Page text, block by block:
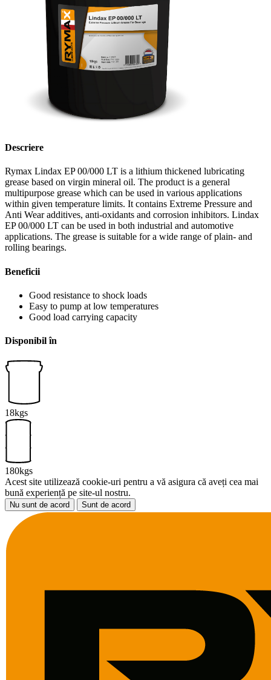
Descriere
Rymax Lindax EP 00/000 LT is a lithium thickened lubricating
grease based on virgin mineral oil. The product is a general
multipurpose grease which can be used in various applications
within given temperature limits. It contains Extreme Pressure and
Anti Wear additives, anti-oxidants and corrosion inhibitors. Lindax
EP 00/000 LT can be used in both industrial and automotive
applications. The grease is suitable for a wide range of plain- and
rolling bearings.
Beneficii
Good resistance to shock loads
Easy to pump at low temperatures
Good load carrying capacity
Disponibil în
18kgs
180kgs
Acest site utilizează cookie-uri pentru a vă asigura că aveți cea mai
bună experiență pe site-ul nostru.
Nu sunt de acord Sunt de acord